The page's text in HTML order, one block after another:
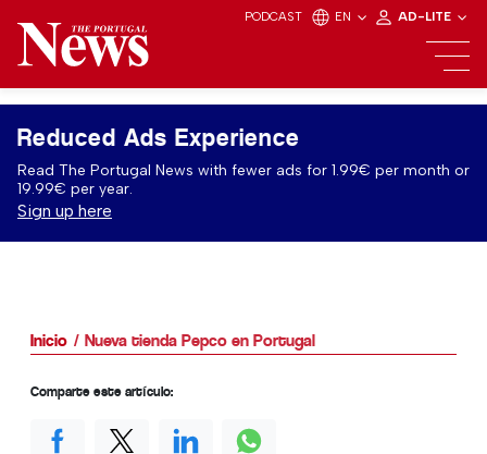
PODCAST EN AD-LITE
Reduced Ads Experience
Read The Portugal News with fewer ads for 1.99€ per month or
19.99€ per year.
Sign up here
Inicio Nueva tienda Pepco en Portugal
Comparte este artículo: